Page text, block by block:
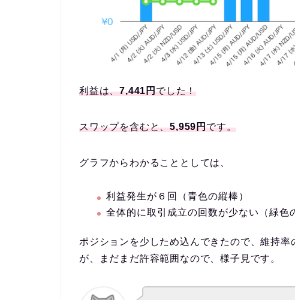
利益は、7,441円でした！
スワップを含むと、5,959円です。
グラフからわかることとしては、
利益発生が６回（青色の縦棒）
全体的に取引成立の回数が少ない（緑色
ポジションを少しため込んできたので、維持
が、まだまだ許容範囲なので、様子見です。